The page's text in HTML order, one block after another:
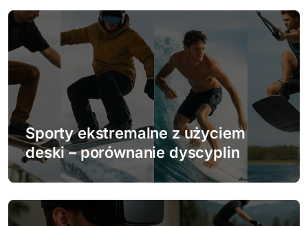
a
c
j
a
w
p
i
s
Sporty ekstremalne z użyciem
deski – porównanie dyscyplin